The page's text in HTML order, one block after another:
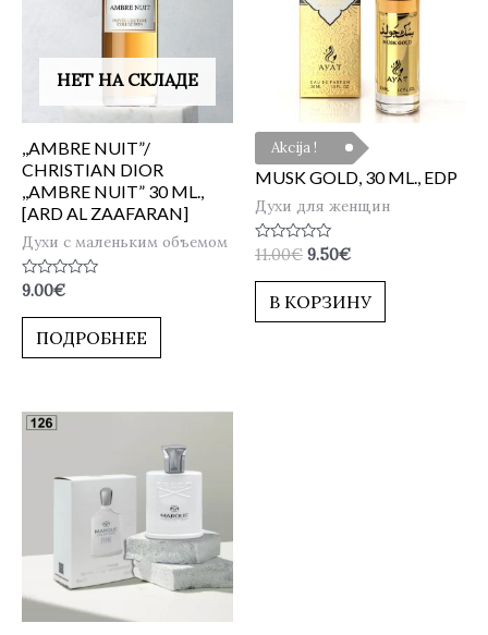
НЕТ НА СКЛАДЕ
,,AMBRE NUIT”/
CHRISTIAN DIOR
,,AMBRE NUIT” 30 ML.,
[ARD AL ZAAFARAN]
Духи с маленьким объемом
Оценка
из
9.00€
ПОДРОБНЕЕ
Akcija !
MUSK GOLD, 30 ML., EDP
Духи для женщин
Оценка
из
11.00€ 9.50€
В КОРЗИНУ